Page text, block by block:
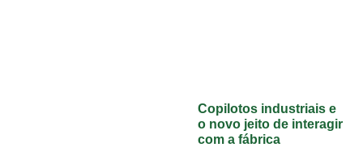
Copilotos industriais e
o novo jeito de interagir
com a fábrica